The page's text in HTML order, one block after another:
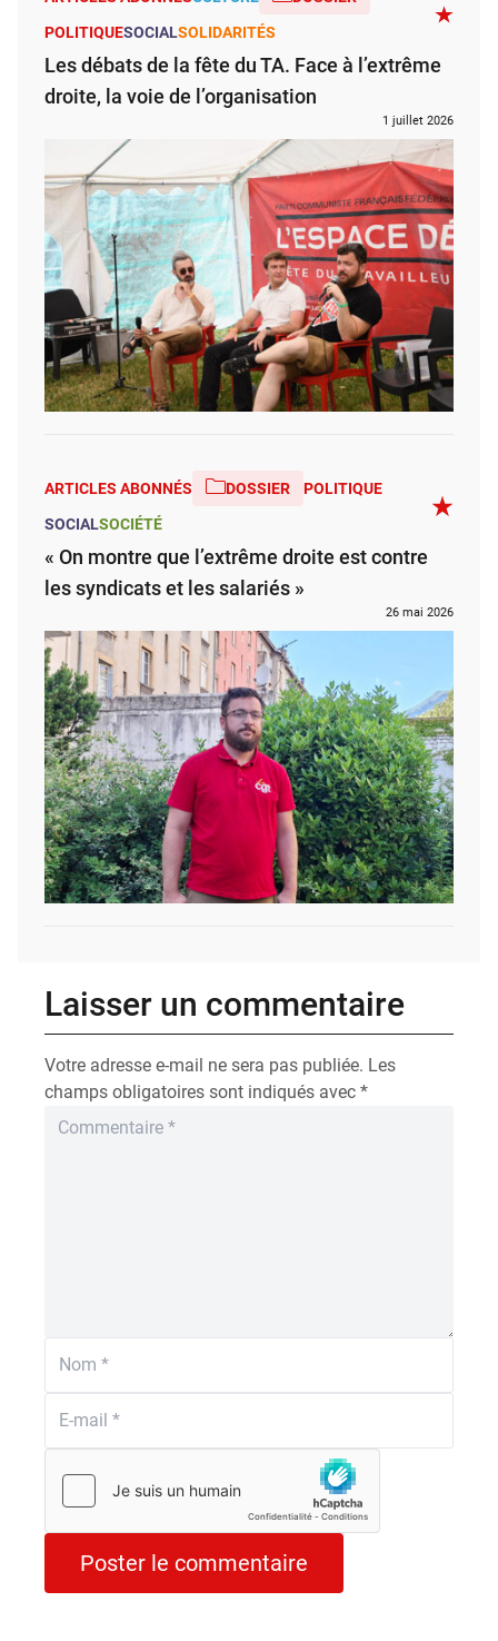
POLITIQUESOCIALSOLIDARITÉS
Les débats de la fête du TA. Face à l’extrême
droite, la voie de l’organisation
1 juillet 2026
ARTICLES ABONNÉS DOSSIER
POLITIQUE
SOCIALSOCIÉTÉ
« On montre que l’extrême droite est contre
les syndicats et les salariés »
26 mai 2026
Laisser un commentaire
Votre adresse e-mail ne sera pas publiée. Les
champs obligatoires sont indiqués avec *